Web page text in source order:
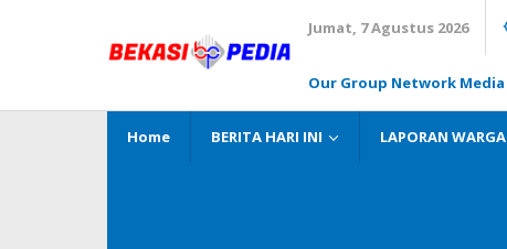
Jumat, 7 Agustus 2026
Our Group Network Media
Home BERITA HARI INI LAPORAN WARGA